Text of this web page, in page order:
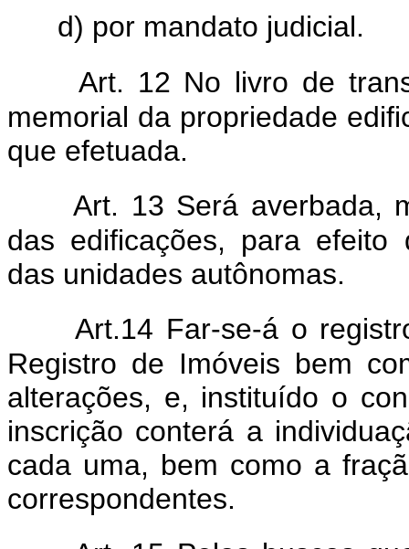
d) por mandato judicial.
Art. 12 No livro de
memorial da propriedade
que efetuada.
Art. 13 Será averbada,
das edificações, para efeito
das unidades autônomas.
Art.14 Far-se-á o
Registro de Imóveis bem
alterações, e, instituído o
inscrição conterá a
cada uma, bem como a
correspondentes.